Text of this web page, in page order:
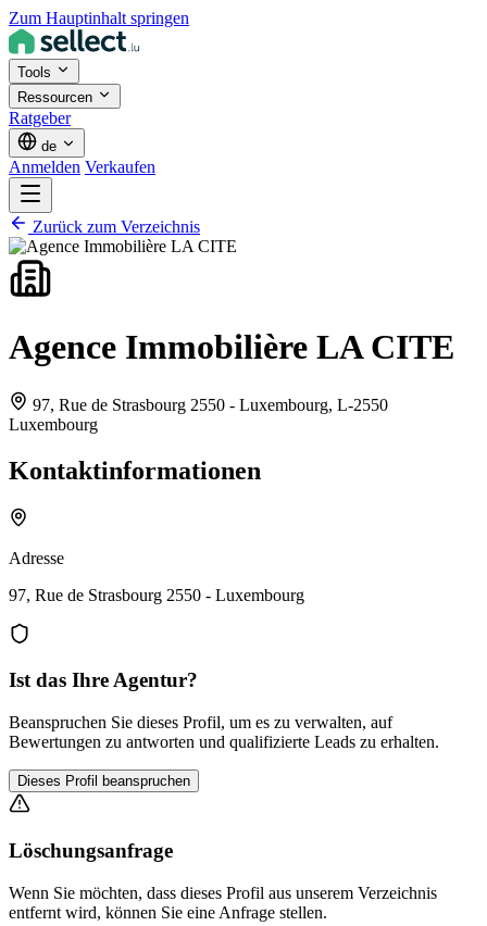
Zum Hauptinhalt springen
Tools
Ressourcen
Ratgeber
de
Anmelden Verkaufen
Zurück zum Verzeichnis
Agence Immobilière LA CITE
97, Rue de Strasbourg 2550 - Luxembourg, L-2550
Luxembourg
Kontaktinformationen
Adresse
97, Rue de Strasbourg 2550 - Luxembourg
Ist das Ihre Agentur?
Beanspruchen Sie dieses Profil, um es zu verwalten, auf
Bewertungen zu antworten und qualifizierte Leads zu erhalten.
Dieses Profil beanspruchen
Löschungsanfrage
Wenn Sie möchten, dass dieses Profil aus unserem Verzeichnis
entfernt wird, können Sie eine Anfrage stellen.